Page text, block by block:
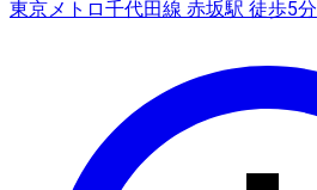
東京メトロ千代田線 赤坂駅 徒歩5分